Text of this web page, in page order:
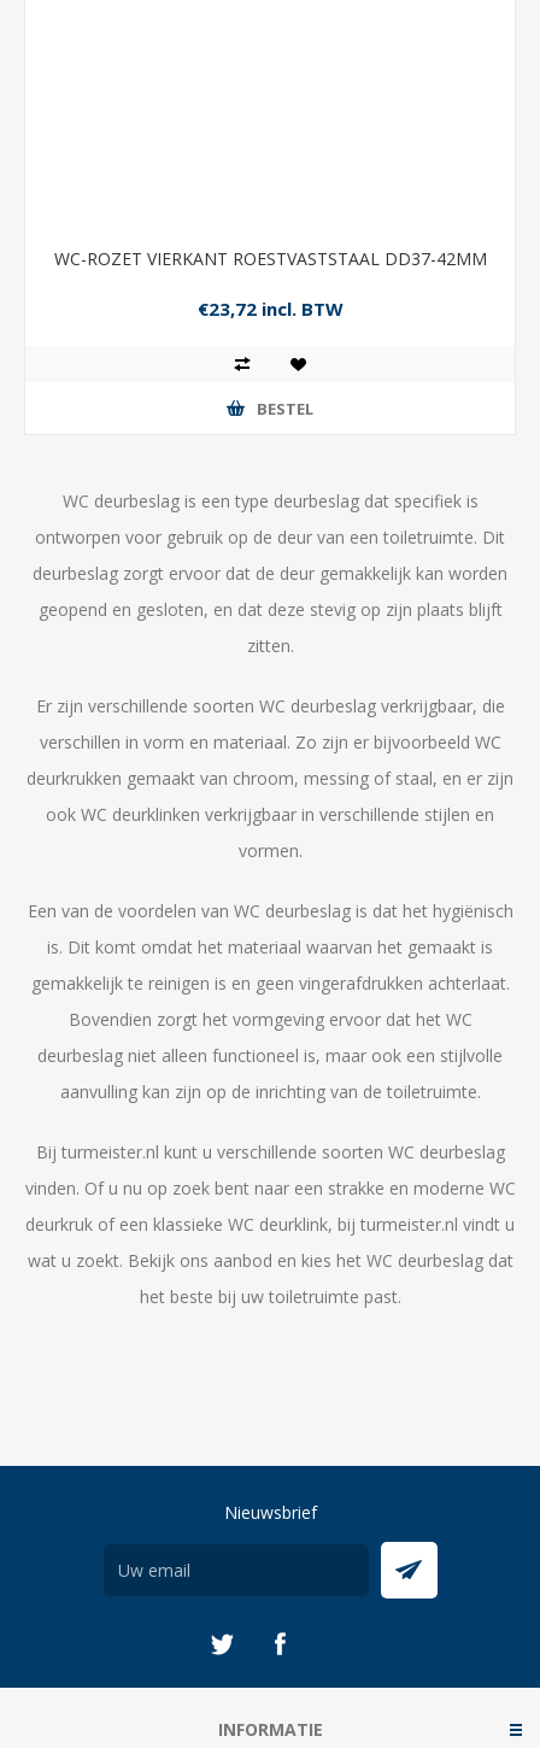
WC-ROZET VIERKANT ROESTVASTSTAAL DD37-42MM
€23,72 incl. BTW
BESTEL
WC deurbeslag is een type deurbeslag dat specifiek is
ontworpen voor gebruik op de deur van een toiletruimte. Dit
deurbeslag zorgt ervoor dat de deur gemakkelijk kan worden
geopend en gesloten, en dat deze stevig op zijn plaats blijft
zitten.
Er zijn verschillende soorten WC deurbeslag verkrijgbaar, die
verschillen in vorm en materiaal. Zo zijn er bijvoorbeeld WC
deurkrukken gemaakt van chroom, messing of staal, en er zijn
ook WC deurklinken verkrijgbaar in verschillende stijlen en
vormen.
Een van de voordelen van WC deurbeslag is dat het hygiënisch
is. Dit komt omdat het materiaal waarvan het gemaakt is
gemakkelijk te reinigen is en geen vingerafdrukken achterlaat.
Bovendien zorgt het vormgeving ervoor dat het WC
deurbeslag niet alleen functioneel is, maar ook een stijlvolle
aanvulling kan zijn op de inrichting van de toiletruimte.
Bij turmeister.nl kunt u verschillende soorten WC deurbeslag
vinden. Of u nu op zoek bent naar een strakke en moderne WC
deurkruk of een klassieke WC deurklink, bij turmeister.nl vindt u
wat u zoekt. Bekijk ons aanbod en kies het WC deurbeslag dat
het beste bij uw toiletruimte past.
Nieuwsbrief
INFORMATIE